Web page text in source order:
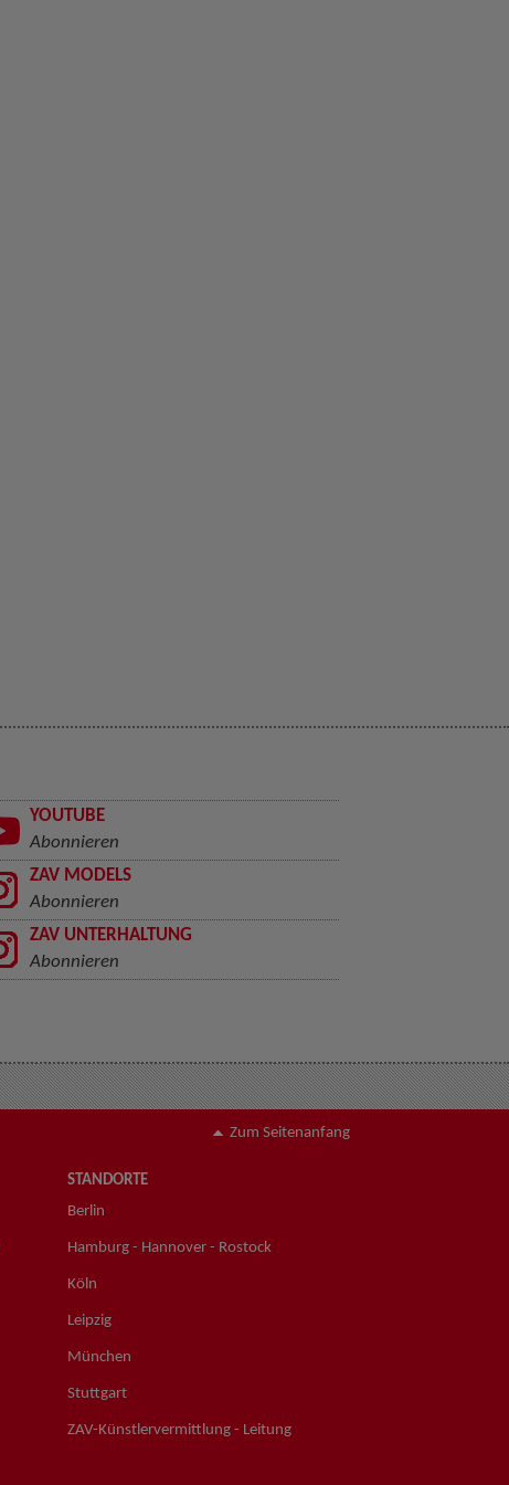
YOUTUBE
Abonnieren
ZAV MODELS
Abonnieren
ZAV UNTERHALTUNG
Abonnieren
Zum Seitenanfang
STANDORTE
Berlin
Hamburg - Hannover - Rostock
Köln
Leipzig
München
Stuttgart
ZAV-Künstlervermittlung - Leitung